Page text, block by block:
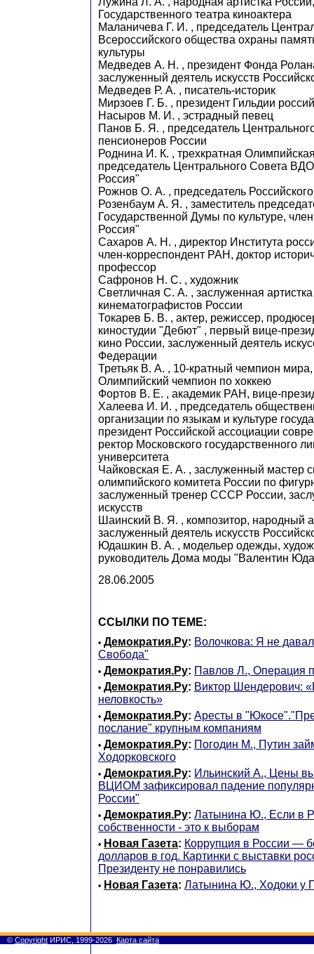
Государственного театра киноактера
Маланичева Г. И. , председатель
Всероссийского общества охраны
культуры
Медведев А. Н. , президент Фонда
заслуженный деятель искусств
Медведев Р. А. , писатель-историк
Мирзоев Г. Б. , президент Гильдии
Насыров М. И. , эстрадный певец
Панов Б. Я. , председатель
пенсионеров России
Роднина И. К. , трехкратная
председатель Центрального Совета
Россия"
Рожнов О. А. , председатель
Розенбаум А. Я. , заместитель
Государственной Думы по культуре,
Россия"
Сахаров А. Н. , директор Института
член-корреспондент РАН, доктор
профессор
Сафронов Н. С. , художник
Светличная С. А. , заслуженная
кинематографистов России
Токарев Б. В. , актер, режиссер,
киностудии "Дебют" , первый вице-
кино России, заслуженный деятель
Федерации
Третьяк В. А. , 10-кратный чемпион
Олимпийский чемпион по хоккею
Фортов В. Е. , академик РАН, вице-
Халеева И. И. , председатель
организации по языкам и культуре
президент Российской ассоциации
ректор Московского государственного
университета
Чайковская Е. А. , заслуженный мастер
олимпийского комитета России по
заслуженный тренер СССР России,
искусств
Шаинский В. Я. , композитор, народный
заслуженный деятель искусств
Юдашкин В. А. , модельер одежды,
руководитель Дома моды "Валентин
28.06.2005
ССЫЛКИ ПО ТЕМЕ:
• Демократия.Ру: Волочкова: Я не
Свобода"
• Демократия.Ру: Павлов Л., Операция
• Демократия.Ру: Виктор Шендерович:
неловкость»
• Демократия.Ру: Аресты в
послание" крупным компаниям
• Демократия.Ру: Погодин М., Путин
Ходорковского
• Демократия.Ру: Ильинский А., Цены
ВЦИОМ зафиксировал падение
России"
• Демократия.Ру: Латынина Ю., Если в
собственности - это к выборам
• Новая Газета: Коррупция в России —
долларов в год. Картинки с выставки
Президенту не понравились
• Новая Газета: Латынина Ю., Ходоки у
© Copyright ИРИС, 1999-2026 Карта сайта